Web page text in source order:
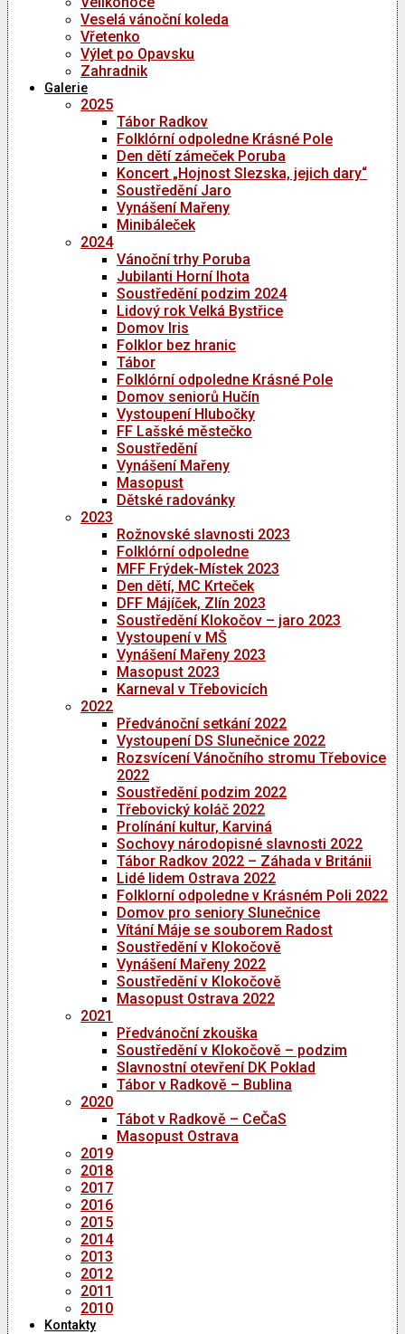
Veselá vánoční koleda
Vřetenko
Výlet po Opavsku
Zahradnik
Galerie
2025
Tábor Radkov
Folklórní odpoledne Krásné Pole
Den dětí zámeček Poruba
Koncert „Hojnost Slezska, jejich dary“
Soustředění Jaro
Vynášení Mařeny
Minibáleček
2024
Vánoční trhy Poruba
Jubilanti Horní lhota
Soustředění podzim 2024
Lidový rok Velká Bystřice
Domov Iris
Folklor bez hranic
Tábor
Folklórní odpoledne Krásné Pole
Domov seniorů Hučín
Vystoupení Hlubočky
FF Lašské městečko
Soustředění
Vynášení Mařeny
Masopust
Dětské radovánky
2023
Rožnovské slavnosti 2023
Folklórní odpoledne
MFF Frýdek-Místek 2023
Den dětí, MC Krteček
DFF Májíček, Zlín 2023
Soustředění Klokočov – jaro 2023
Vystoupení v MŠ
Vynášení Mařeny 2023
Masopust 2023
Karneval v Třebovicích
2022
Předvánoční setkání 2022
Vystoupení DS Slunečnice 2022
Rozsvícení Vánočního stromu Třebovice
2022
Soustředění podzim 2022
Třebovický koláč 2022
Prolínání kultur, Karviná
Sochovy národopisné slavnosti 2022
Tábor Radkov 2022 – Záhada v Británii
Lidé lidem Ostrava 2022
Folklorní odpoledne v Krásném Poli 2022
Domov pro seniory Slunečnice
Vítání Máje se souborem Radost
Soustředění v Klokočově
Vynášení Mařeny 2022
Soustředění v Klokočově
Masopust Ostrava 2022
2021
Předvánoční zkouška
Soustředění v Klokočově – podzim
Slavnostní otevření DK Poklad
Tábor v Radkově – Bublina
2020
Tábot v Radkově – CeČaS
Masopust Ostrava
2019
2018
2017
2016
2015
2014
2013
2012
2011
2010
Kontakty